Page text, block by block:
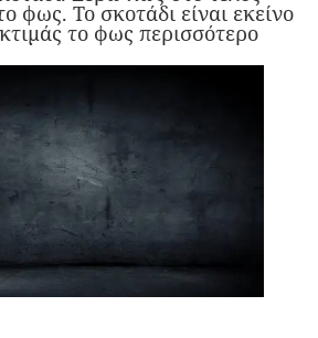
φως. Το σκοτάδι είναι εκείνο
το φως περισσότερο